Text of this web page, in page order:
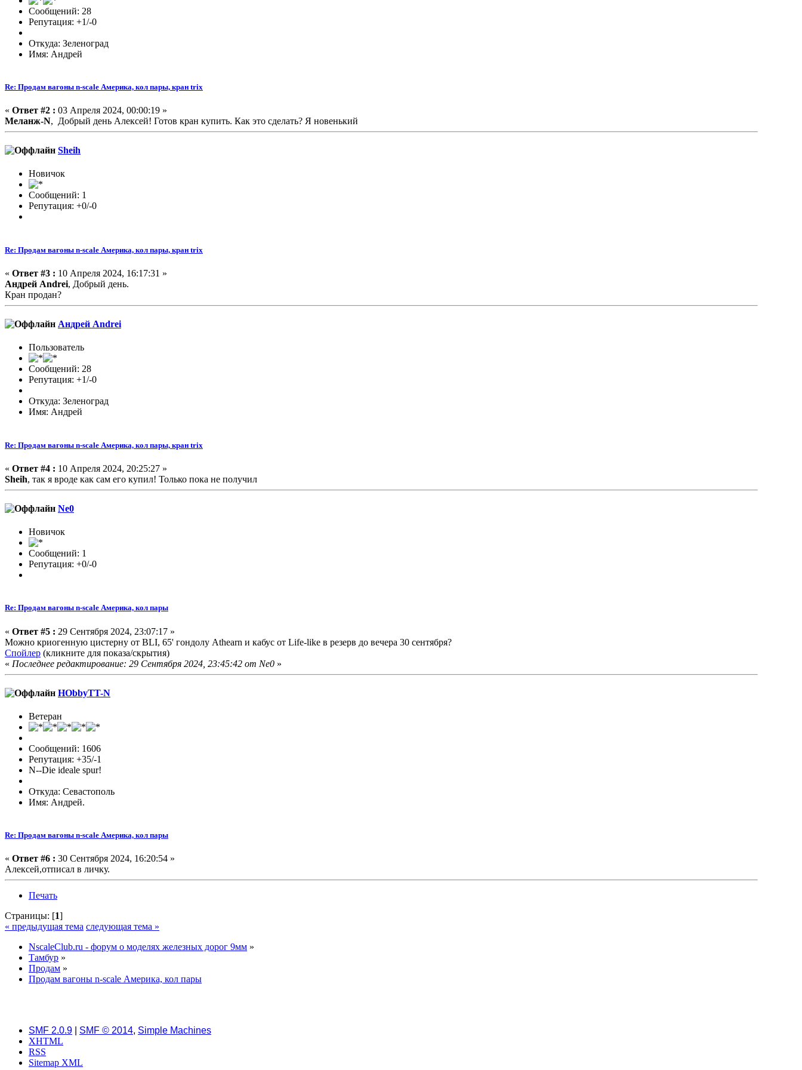
Сообщений: 28
Репутация: +1/-0
Откуда: Зеленоград
Имя: Андрей
Re: Продам вагоны n-scale Америка, кол пары, кран trix
« Ответ #2 : 03 Апреля 2024, 00:00:19 »
Меланж-N, Добрый день Алексей! Готов кран купить. Как это сделать? Я новенький
Sheih
Новичок
Сообщений: 1
Репутация: +0/-0
Re: Продам вагоны n-scale Америка, кол пары, кран trix
« Ответ #3 : 10 Апреля 2024, 16:17:31 »
Андрей Andrei, Добрый день.
Кран продан?
Андрей Andrei
Пользователь
Сообщений: 28
Репутация: +1/-0
Откуда: Зеленоград
Имя: Андрей
Re: Продам вагоны n-scale Америка, кол пары, кран trix
« Ответ #4 : 10 Апреля 2024, 20:25:27 »
Sheih, так я вроде как сам его купил! Только пока не получил
Ne0
Новичок
Сообщений: 1
Репутация: +0/-0
Re: Продам вагоны n-scale Америка, кол пары
« Ответ #5 : 29 Сентября 2024, 23:07:17 »
Можно криогенную цистерну от BLI, 65' гондолу Athearn и кабус от Life-like в резерв до вечера 30 сентября?
Спойлер (кликните для показа/скрытия)
« Последнее редактирование: 29 Сентября 2024, 23:45:42 от Ne0 »
HObbyTT-N
Ветеран
Сообщений: 1606
Репутация: +35/-1
N--Die ideale spur!
Откуда: Севастополь
Имя: Андрей.
Re: Продам вагоны n-scale Америка, кол пары
« Ответ #6 : 30 Сентября 2024, 16:20:54 »
Алексей,отписал в личку.
Печать
Страницы: [1]
« предыдущая тема следующая тема »
NscaleClub.ru - форум о моделях железных дорог 9мм »
Тамбур »
Продам »
Продам вагоны n-scale Америка, кол пары
SMF 2.0.9 SMF © 2014, Simple Machines
XHTML
RSS
Sitemap XML